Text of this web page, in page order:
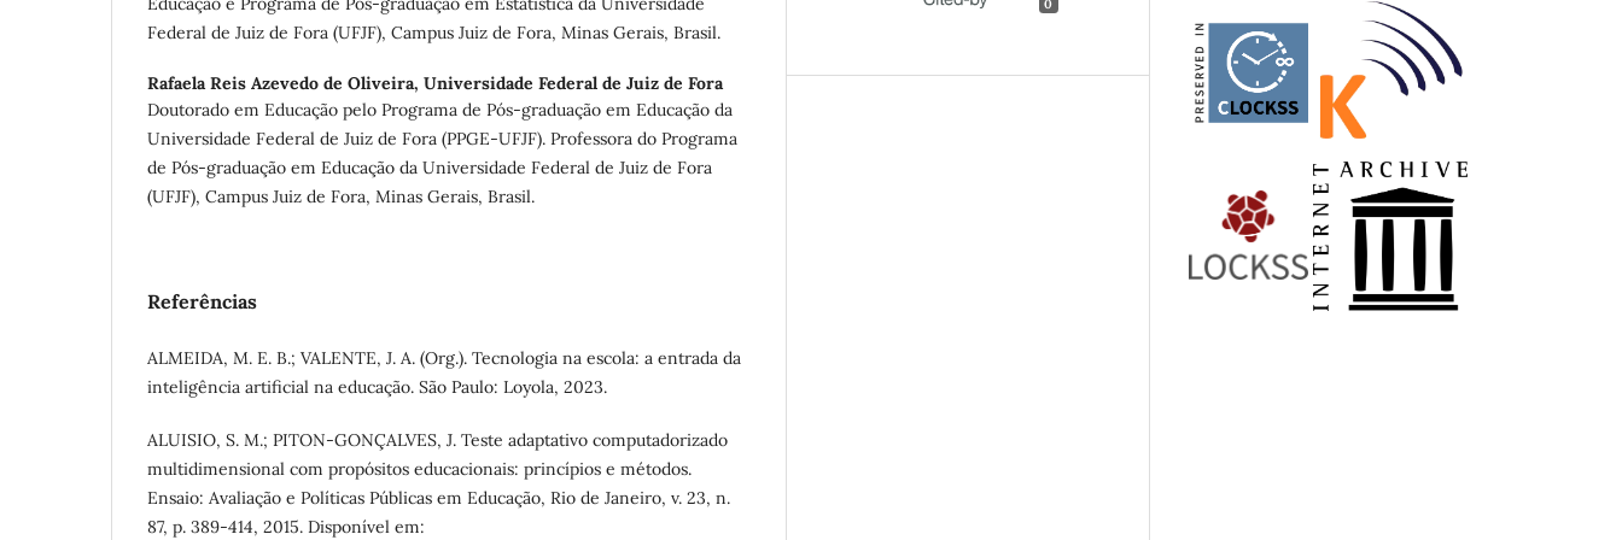
Federal de Juiz de Fora (UFJF), Campus Juiz de Fora, Minas Gerais, Brasil.
Rafaela Reis Azevedo de Oliveira, Universidade Federal de Juiz de Fora
Doutorado em Educação pelo Programa de Pós-graduação em Educação da
Universidade Federal de Juiz de Fora (PPGE-UFJF). Professora do Programa
de Pós-graduação em Educação da Universidade Federal de Juiz de Fora
(UFJF), Campus Juiz de Fora, Minas Gerais, Brasil.
Referências
ALMEIDA, M. E. B.; VALENTE, J. A. (Org.). Tecnologia na escola: a entrada da
inteligência artificial na educação. São Paulo: Loyola, 2023.
ALUISIO, S. M.; PITON-GONÇALVES, J. Teste adaptativo computadorizado
multidimensional com propósitos educacionais: princípios e métodos.
Ensaio: Avaliação e Políticas Públicas em Educação, Rio de Janeiro, v. 23, n.
87, p. 389-414, 2015. Disponível em:
0